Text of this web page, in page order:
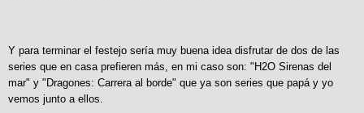
Y para terminar el festejo sería muy buena idea disfrutar de dos de las
series que en casa prefieren más, en mi caso son: "H2O Sirenas del
mar" y "Dragones: Carrera al borde" que ya son series que papá y yo
vemos junto a ellos.